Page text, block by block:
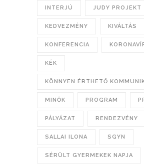
INTERJÚ JUDY PROJEKT
KEDVEZMÉNY KIVÁLTÁS
KONFERENCIA
KÉK
KÖNNYEN ÉRTHETŐ
MINŐK PROGRAM
PÁLYÁZAT RENDEZVÉNY
SALLAI ILONA SGYN
SÉRÜLT GYERMEKEK NAPJA